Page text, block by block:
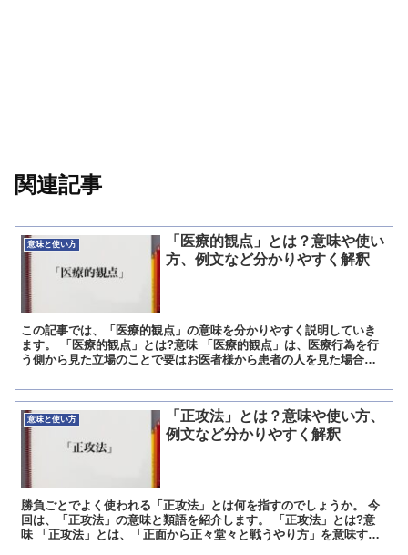
関連記事
意味と使い方
「医療的観点」とは？意味や使い
方、例文など分かりやすく解釈
この記事では、「医療的観点」の意味を分かりやすく説明していき
ます。 「医療的観点」とは?意味 「医療的観点」は、医療行為を行
う側から見た立場のことで要はお医者様から患者の人を見た場合の
意味と使い方
「正攻法」とは？意味や使い方、
例文など分かりやすく解釈
勝負ごとでよく使われる「正攻法」とは何を指すのでしょうか。 今
回は、「正攻法」の意味と類語を紹介します。 「正攻法」とは?意
味 「正攻法」とは、「正面から正々堂々と戦うやり方」を意味する